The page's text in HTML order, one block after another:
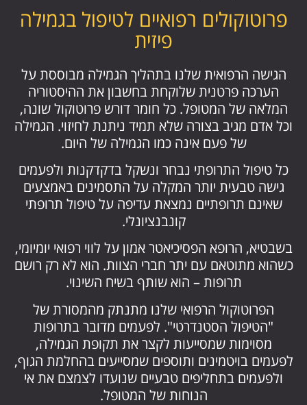
פרוטוקולים רפואיים לטיפול בגמילה
פיזית
הגישה הרפואית שלנו בתהליך הגמילה מבוססת על
הערכה פרטנית שלוקחת בחשבון את ההיסטוריה
המלאה של המטופל. כל חומר דורש פרוטוקול שונה,
וכל אדם מגיב בצורה שלא תמיד ניתנת לחיזוי. הגמילה
של פעם אינה כמו הגמילה של היום.
כל טיפול התרופתי נבחר ונשקל בדקדקנות ולפעמים
גישה טבעית יותר המקלה על התסמינים באמצעים
שאינם תרופתיים נמצאת עדיפה על טיפול תרופתי
קונבנציונלי.
בשבטיא, הרופא הפסיכיאטר אמון על לווי רפואי יומיומי,
כשהוא מתוטאם עם יתר חברי הצוות. הוא לא רק רושם
תרופות – הוא שותף בשיח השינוי.
הפרוטוקול הרפואי שלנו מתנתק מהמסורת של
"הטיפול הסטנדרטי". לפעמים מדובר בתרופות
מסוימות שמסייעות לקצר את תקופת הגמילה,
לפעמים בויטמינים ותוספים שמסייעים בהחלמת הגוף,
ולפעמים בתחליפים טבעיים שנועדו לצמצם את אי
הנוחות של המטופל.